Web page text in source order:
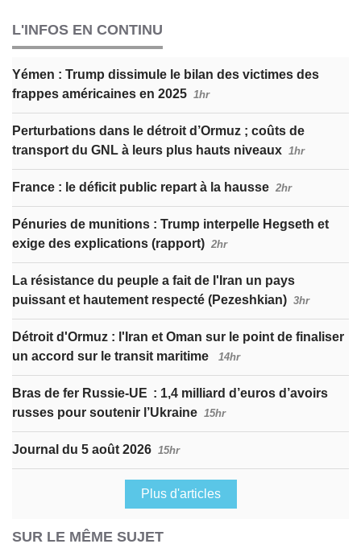
L'INFOS EN CONTINU
Yémen : Trump dissimule le bilan des victimes des
frappes américaines en 2025 1hr
Perturbations dans le détroit d’Ormuz ; coûts de
transport du GNL à leurs plus hauts niveaux 1hr
France : le déficit public repart à la hausse 2hr
Pénuries de munitions : Trump interpelle Hegseth et
exige des explications (rapport) 2hr
La résistance du peuple a fait de l'Iran un pays
puissant et hautement respecté (Pezeshkian) 3hr
Détroit d'Ormuz : l'Iran et Oman sur le point de finaliser
un accord sur le transit maritime
14hr
Bras de fer Russie-UE : 1,4 milliard d’euros d’avoirs
russes pour soutenir l’Ukraine 15hr
Journal du 5 août 2026 15hr
Plus d'articles
SUR LE MÊME SUJET